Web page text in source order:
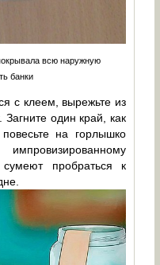
всю наружную
банки
с клеем, вырежьте из
один край, как
на горлышко
пробраться к